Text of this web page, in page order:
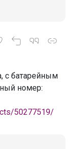
с батарейным
номер:
50277519/